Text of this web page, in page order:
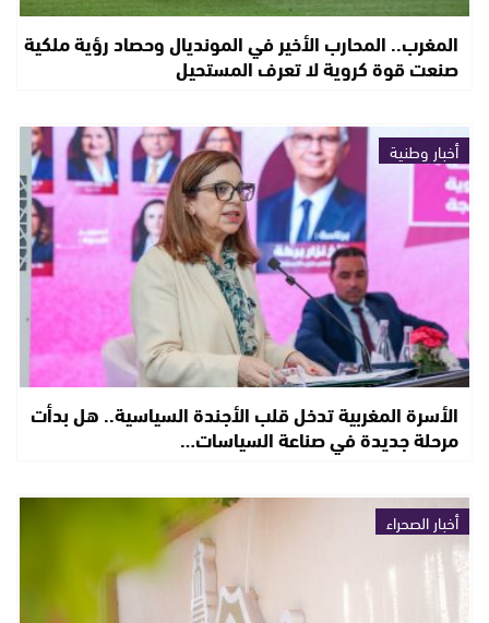
المغرب.. المحارب الأخير في المونديال وحصاد رؤية ملكية
صنعت قوة كروية لا تعرف المستحيل
أخبار وطنية
الأسرة المغربية تدخل قلب الأجندة السياسية.. هل بدأت
مرحلة جديدة في صناعة السياسات…
أخبار الصحراء